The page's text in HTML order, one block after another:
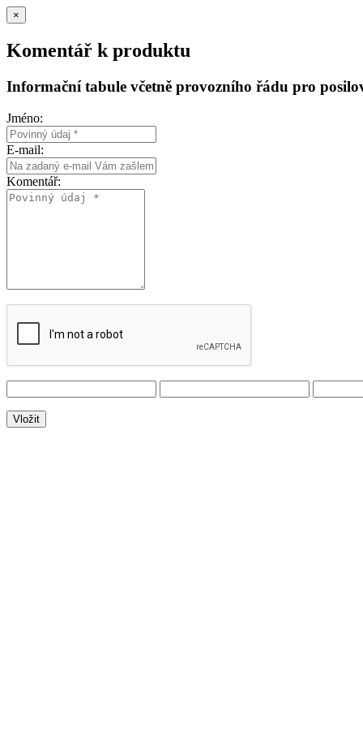
×
Komentář k produktu
Informační tabule včetně provozního řádu pro
Jméno:
E-mail:
Komentář: